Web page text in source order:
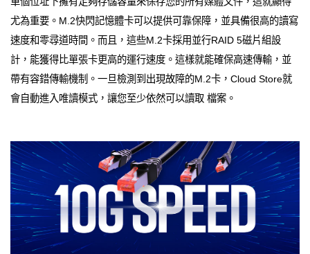
尤為重要。M.2快閃記憶體卡可以提供可靠保障，並具備很高的讀寫
速度和零尋道時間。而且，這些M.2卡採用並行RAID 5磁片組設
計，能獲得比單張卡更高的運行速度。這樣就能確保高速傳輸，並
帶有容錯傳輸機制。一旦檢測到出現故障的M.2卡，Cloud Store就
會自動進入唯讀模式，讓您至少依然可以讀取 檔案。